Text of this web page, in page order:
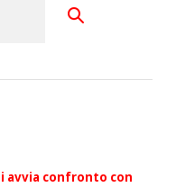
avvia confronto con